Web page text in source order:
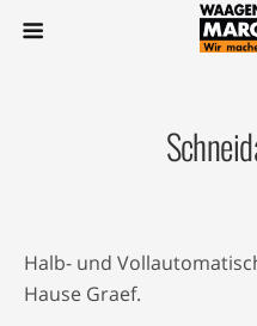
Halb- und
Hause Graef.